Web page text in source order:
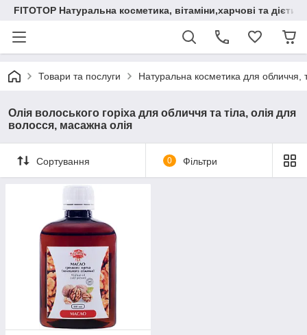
FITOTOP Натуральна косметика, вітаміни,харчові та
Товари та послуги Натуральна косметика для обличчя,
Олія волоського горіха для обличчя та тіла, олія для
волосся, масажна олія
Сортування 0 Фільтри